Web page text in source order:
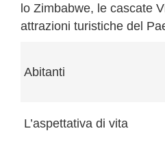
lo Zimbabwe, le cascate
attrazioni turistiche del
Abitanti
L’aspettativa di vita